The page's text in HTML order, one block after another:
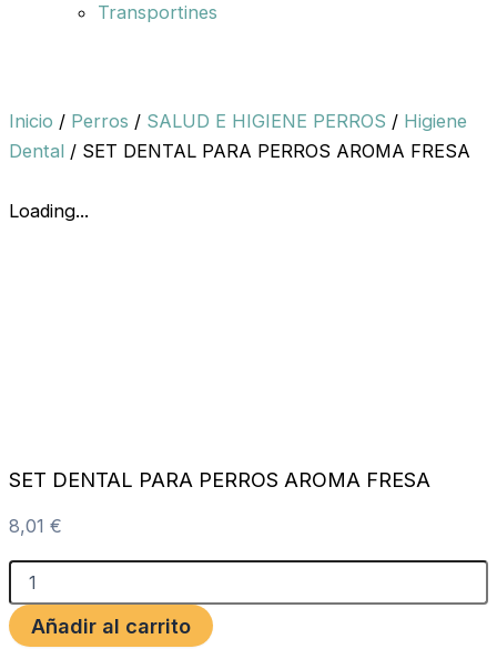
Transportines
Inicio / Perros / SALUD E HIGIENE PERROS / Higiene
Dental / SET DENTAL PARA PERROS AROMA FRESA
Loading...
SET DENTAL PARA PERROS AROMA FRESA
8,01 €
SET
DENTAL
PARA
PERROS
Añadir al carrito